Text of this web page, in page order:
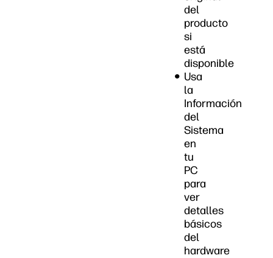
del
producto
si
está
disponible
Usa
la
Información
del
Sistema
en
tu
PC
para
ver
detalles
básicos
del
hardware